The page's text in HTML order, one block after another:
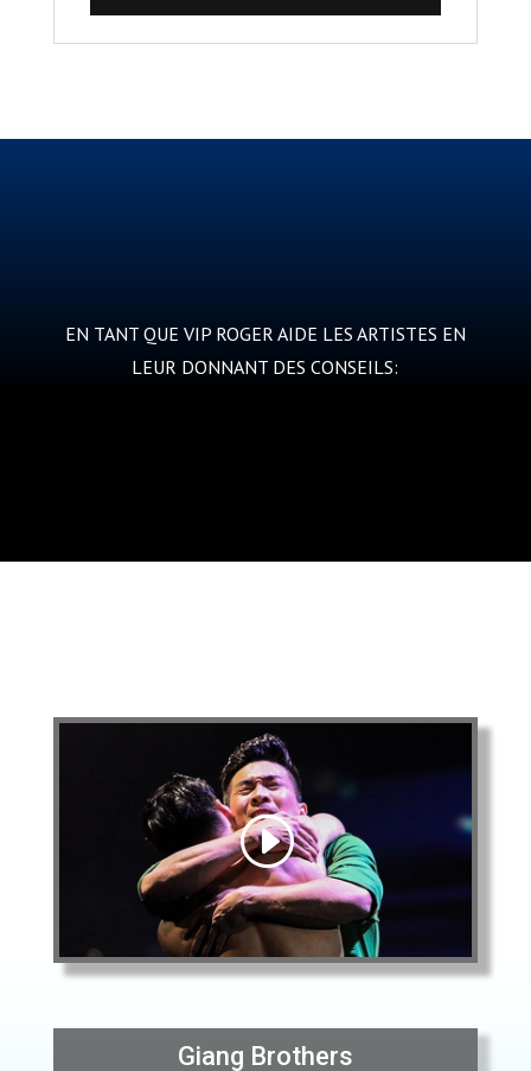
EN TANT QUE VIP ROGER AIDE LES ARTISTES EN
LEUR DONNANT DES CONSEILS:
Giang Brothers